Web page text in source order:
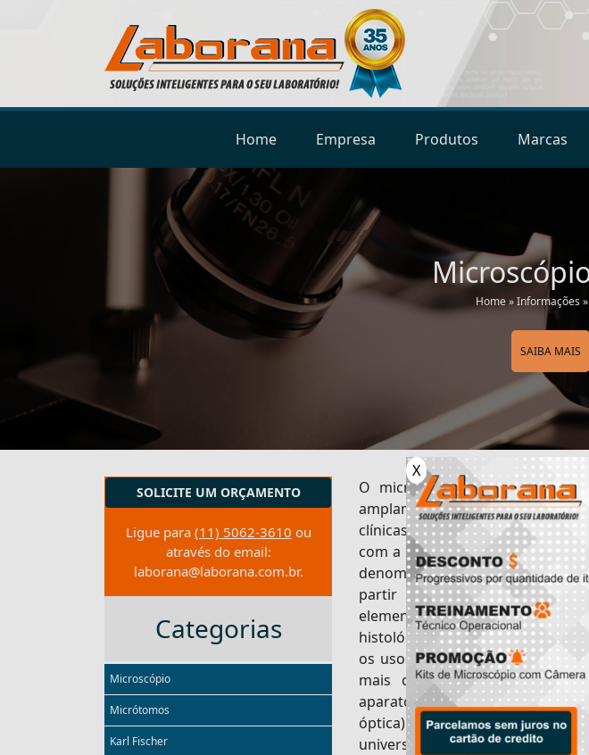
Home Empresa Produtos Marcas
Home»Informações »
SAIBA MAIS
SOLICITE UM ORÇAMENTO
Ligue para (11) 5062-3610 ou
através do email:
laborana@laborana.com.br.
Categorias
Microscópio
Micrótomos
Karl Fischer
O microscópio óptico é um
amplamente no uso
clínicas, biologia, estudos,
com a finalidade de viabilizar a
denominados amostras, que
partir do olho nu, sendo
elementares e úteis na
histológicos, materiais não
os usos já comentados acima.
mais convencional e seu
aparato óptico que utiliza
óptica) é um grande
universidades, centros de
X